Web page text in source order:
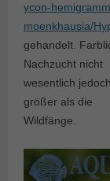
ycon-
moenkhausia/
gehandelt.
Nachzucht nicht
wesentlich
größer als die
Wildfänge.